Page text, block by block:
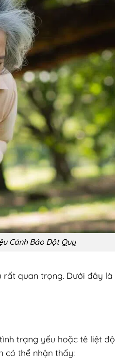
Cảnh Báo Đột Quỵ
quan trọng. Dưới đây
trạng yếu hoặc tê liệt
có thể nhận thấy: